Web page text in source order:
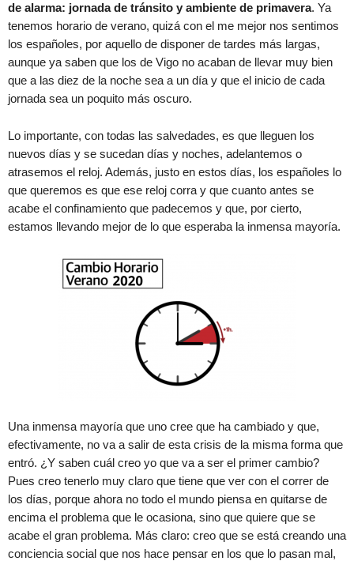
de alarma: jornada de tránsito y ambiente de primavera. Ya
tenemos horario de verano, quizá con el me mejor nos sentimos
los españoles, por aquello de disponer de tardes más largas,
aunque ya saben que los de Vigo no acaban de llevar muy bien
que a las diez de la noche sea a un día y que el inicio de cada
jornada sea un poquito más oscuro.
Lo importante, con todas las salvedades, es que lleguen los
nuevos días y se sucedan días y noches, adelantemos o
atrasemos el reloj. Además, justo en estos días, los españoles lo
que queremos es que ese reloj corra y que cuanto antes se
acabe el confinamiento que padecemos y que, por cierto,
estamos llevando mejor de lo que esperaba la inmensa mayoría.
Una inmensa mayoría que uno cree que ha cambiado y que,
efectivamente, no va a salir de esta crisis de la misma forma que
entró. ¿Y saben cuál creo yo que va a ser el primer cambio?
Pues creo tenerlo muy claro que tiene que ver con el correr de
los días, porque ahora no todo el mundo piensa en quitarse de
encima el problema que le ocasiona, sino que quiere que se
acabe el gran problema. Más claro: creo que se está creando una
conciencia social que nos hace pensar en los que lo pasan mal,